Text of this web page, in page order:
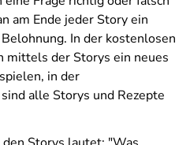
am Ende jeder Story ein
In der kostenlosen
mittels der Storys ein neues
in der
alle Storys und Rezepte